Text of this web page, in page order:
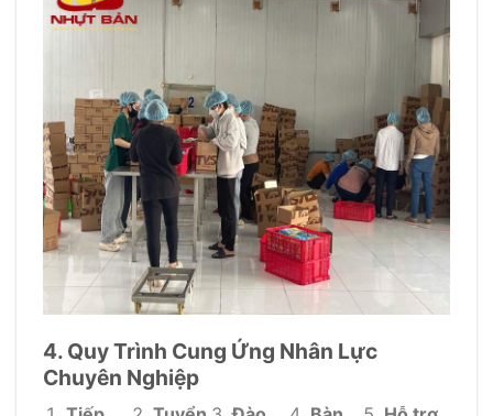
4. Quy Trình Cung Ứng Nhân Lực
Chuyên Nghiệp